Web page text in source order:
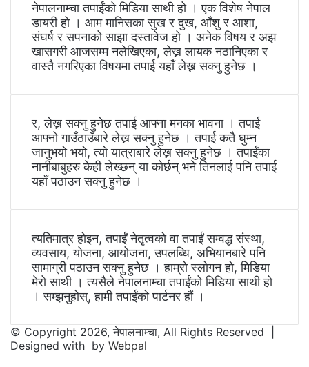
नेपालनाम्चा तपाईंको मिडिया साथी हो । एक विशेष नेपाल
डायरी हो । आम मानिसका सुख र दुख, आँशु र आशा,
संघर्ष र सपनाको साझा दस्तावेज हो । अनेक विषय र अझ
खासगरी आजसम्म नलेखिएका, लेख्न लायक नठानिएका र
वास्तै नगरिएका विषयमा तपाई यहाँ लेख्न सक्नु हुनेछ ।
र, लेख्न सक्नु हुनेछ तपाई आफ्ना मनका भावना । तपाई
आफ्नो गाउँठाउँबारे लेख्न सक्नु हुनेछ । तपाई कतै घुम्न
जानुभयो भयो, त्यो यात्राबारे लेख्न सक्नु हुनेछ । तपाईंका
नानीबाबुहरु केही लेख्छन् या कोर्छन् भने तिनलाई पनि तपाई
यहाँ पठाउन सक्नु हुनेछ ।
त्यतिमात्र होइन, तपाईं नेतृत्वको वा तपाईं सम्वद्ध संस्था,
व्यवसाय, योजना, आयोजना, उपलब्धि, अभियानबारे पनि
सामाग्री पठाउन सक्नु हुनेछ । हाम्रो स्लोगन हो, मिडिया
मेरो साथी । त्यसैले नेपालनाम्चा तपाईंको मिडिया साथी हो
। सम्झनुहोस्, हामी तपाईंको पार्टनर हौं ।
© Copyright 2026, नेपालनाम्चा, All Rights Reserved |
Designed with by Webpal